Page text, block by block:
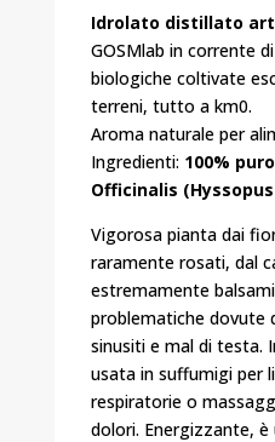
Idrolato distillato
GOSMlab in corrente
biologiche coltivate
terreni, tutto a km0.
Aroma naturale per
Ingredienti: 100%
Officinalis
Vigorosa pianta dai
raramente rosati, dal
estremamente
problematiche dovute
sinusiti e mal di testa.
usata in suffumigi per
respiratorie o
dolori. Energizzante,